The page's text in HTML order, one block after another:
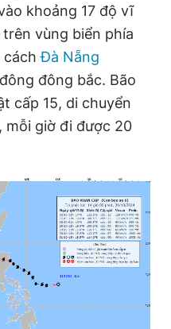
cần biết
hệ quảng cáo
Liên hệ quảng cáo
khoảng 17 độ vĩ
vùng biển phía
cáchĐà Nẵng
đông bắc. Bão
cấp 15, di chuyển
mỗi giờ đi được 20